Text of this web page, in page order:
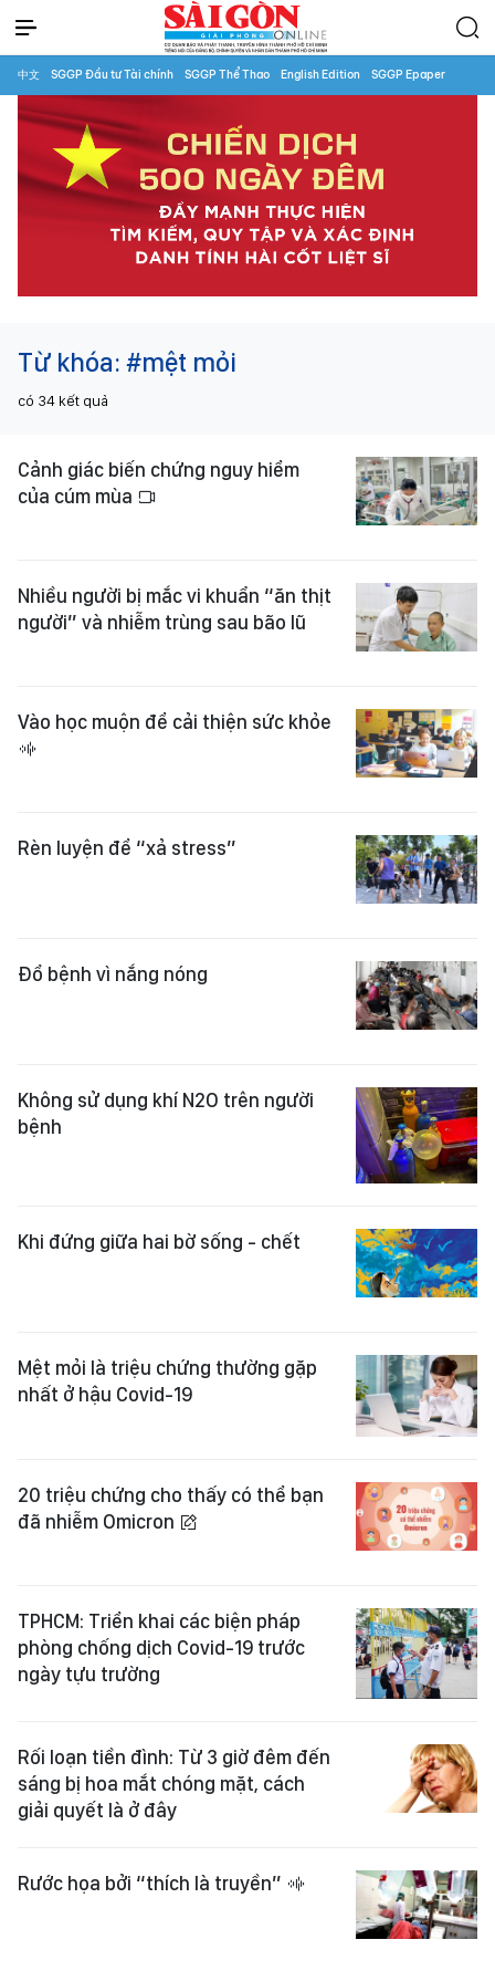
中文 SGGP Đầu tư Tài chính SGGP Thể Thao English Edition SGGP Epaper
Từ khóa: #mệt mỏi
có 34 kết quả
Cảnh giác biến chứng nguy hiểm
của cúm mùa
Nhiều người bị mắc vi khuẩn “ăn thịt
người” và nhiễm trùng sau bão lũ
Vào học muộn để cải thiện sức khỏe
Rèn luyện để “xả stress”
Đổ bệnh vì nắng nóng
Không sử dụng khí N2O trên người
bệnh
Khi đứng giữa hai bờ sống - chết
Mệt mỏi là triệu chứng thường gặp
nhất ở hậu Covid-19
20 triệu chứng cho thấy có thể bạn
đã nhiễm Omicron
TPHCM: Triển khai các biện pháp
phòng chống dịch Covid-19 trước
ngày tựu trường
Rối loạn tiền đình: Từ 3 giờ đêm đến
sáng bị hoa mắt chóng mặt, cách
giải quyết là ở đây
Rước họa bởi “thích là truyền”